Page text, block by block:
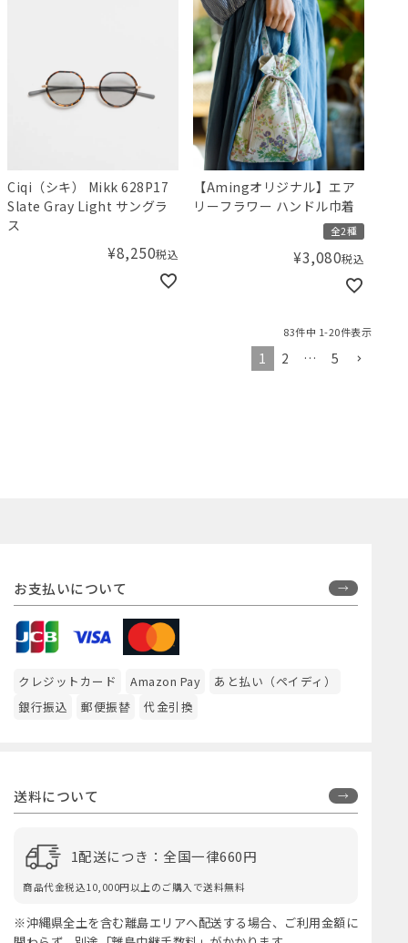
Ciqi（シキ） Mikk 628P17
Slate Gray Light サングラ
ス
¥8,250税込
【Amingオリジナル】エア
リーフラワー ハンドル巾着
全2種
¥3,080税込
83件中 1-20件表示
1 2 … 5
お支払いについて
クレジットカード Amazon Pay
あと払い（ペイディ）
銀行振込
郵便振替 代金引換
送料について
1配送につき：全国一律660円
商品代金税込10,000円以上のご購入で送料無料
※沖縄県全土を含む離島エリアへ配送する場合、ご利用金額に